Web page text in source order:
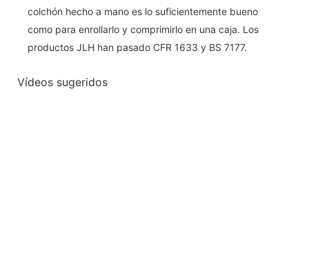
colchón hecho a mano es lo suficientemente bueno
como para enrollarlo y comprimirlo en una caja. Los
productos JLH han pasado CFR 1633 y BS 7177.
Vídeos sugeridos